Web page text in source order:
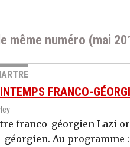
même numéro (mai
FRANCO-
franco-géorgien Lazi
géorgien. Au programme